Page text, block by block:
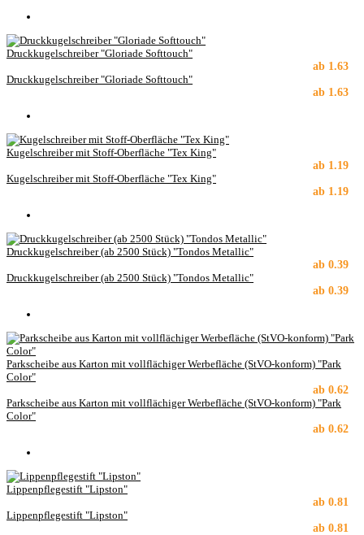
Druckkugelschreiber "Gloriade Softtouch"
ab 1.63
Druckkugelschreiber "Gloriade Softtouch"
ab 1.63
Kugelschreiber mit Stoff-Oberfläche "Tex King"
ab 1.19
Kugelschreiber mit Stoff-Oberfläche "Tex King"
ab 1.19
Druckkugelschreiber (ab 2500 Stück) "Tondos Metallic"
ab 0.39
Druckkugelschreiber (ab 2500 Stück) "Tondos Metallic"
ab 0.39
Parkscheibe aus Karton mit vollflächiger Werbefläche (StVO-konform) "Park
Color"
ab 0.62
Parkscheibe aus Karton mit vollflächiger Werbefläche (StVO-konform) "Park
Color"
ab 0.62
Lippenpflegestift "Lipston"
ab 0.81
Lippenpflegestift "Lipston"
ab 0.81